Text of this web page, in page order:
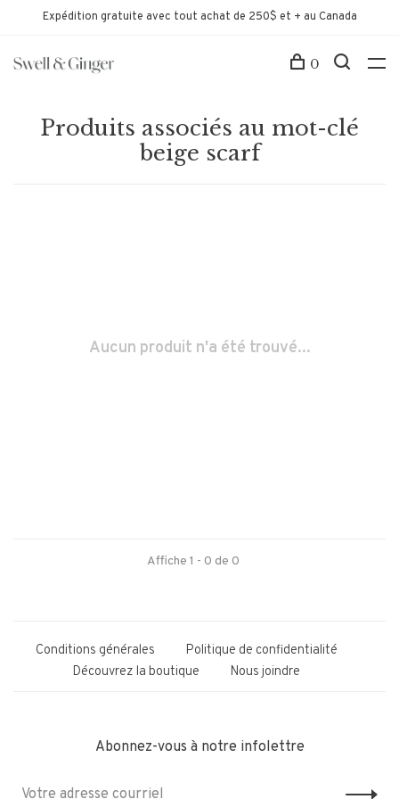
Expédition gratuite avec tout achat de 250$ et + au Canada
0
Produits associés au mot-clé
beige scarf
Aucun produit n'a été trouvé...
Affiche 1 - 0 de 0
Conditions générales
Politique de confidentialité
Découvrez la boutique
Nous joindre
Abonnez-vous à notre infolettre